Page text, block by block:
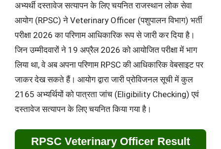
अभ्यर्थी दस्तावेज सत्यापन के लिए चयनित राजस्थान लोक सेवा
आयोग (RPSC) ने Veterinary Officer (पशुपालन विभाग) भर्ती
परीक्षा 2026 का परिणाम आधिकारिक रूप से जारी कर दिया है।
जिन उम्मीदवारों ने 19 अप्रैल 2026 को आयोजित परीक्षा में भाग
लिया था, वे अब अपना परिणाम RPSC की आधिकारिक वेबसाइट पर
जाकर देख सकते हैं। आयोग द्वारा जारी प्रोविजनल सूची में कुल
2165 अभ्यर्थियों को पात्रता जांच (Eligibility Checking) एवं
दस्तावेज सत्यापन के लिए चयनित किया गया है।
RPSC Veterinary Officer Result